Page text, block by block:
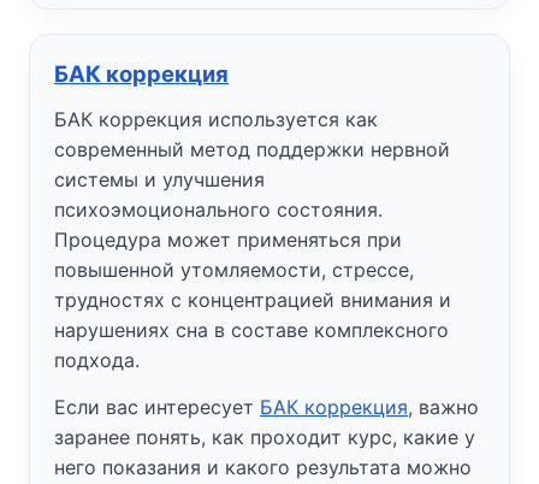
БАК коррекция
БАК коррекция используется как
современный метод поддержки нервной
системы и улучшения
психоэмоционального состояния.
Процедура может применяться при
повышенной утомляемости, стрессе,
трудностях с концентрацией внимания и
нарушениях сна в составе комплексного
подхода.
Если вас интересует БАК коррекция, важно
заранее понять, как проходит курс, какие у
него показания и какого результата можно